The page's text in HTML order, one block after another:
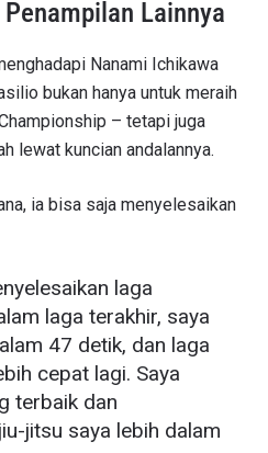
Lainnya
Nanami Ichikawa
bukan hanya untuk meraih
– tetapi juga
lewat kuncian andalannya.
ia bisa saja menyelesaikan
laga
laga terakhir, saya
47 detik, dan laga
cepat lagi. Saya
terbaik dan
jitsu saya lebih dalam